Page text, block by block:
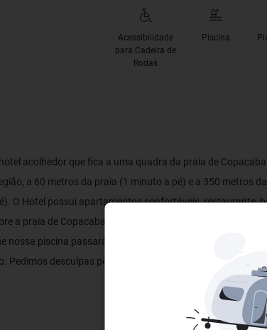
Acessibilidade
para Cadeira de
Rodas
Piscina
acolhedor que fica a uma quadra da praia de
a 60 metros da praia (1 minuto a pé) e a 350 metros
O Hotel possui apartamentos confortáveis, restaurante,
a praia de Copacabana, onde é possível assistir ao pôr do
nossa piscina passará por reformas no período de 21 a 23
Pedimos desculpas pelo transtorno.